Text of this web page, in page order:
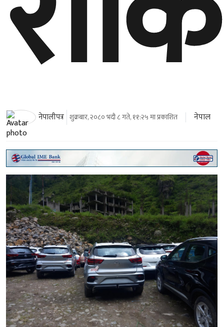
नेपालीपत्र शुक्रबार, २०८० भदौ ८ गते, ११:२५ मा प्रकाशित नेपाल